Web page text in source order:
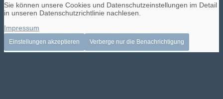
Sie können unsere Cookies und Datenschutzeinstellungen im Detail
in unseren Datenschutzrichtlinie nachlesen.
Impressum
Einstellungen akzeptieren Verberge nur die Benachrichtigung